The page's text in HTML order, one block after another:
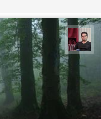
مجیدرضا افشاریان